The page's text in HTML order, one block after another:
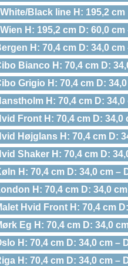
Black line H: 195,2
H: 195,2 cm D: 60,0
H: 70,4 cm D: 34,0
Bianco H: 70,4 cm D:
Grigio H: 70,4 cm D:
H: 70,4 cm D:
Front H: 70,4 cm D:
Højglans H: 70,4 cm D:
Shaker H: 70,4 cm D:
H: 70,4 cm D: 34,0 cm –
H: 70,4 cm D: 34,0
Hvid Front H: 70,4 cm
Eg H: 70,4 cm D: 34,0
H: 70,4 cm D: 34,0 cm –
H: 70,4 cm D: 34,0 cm –